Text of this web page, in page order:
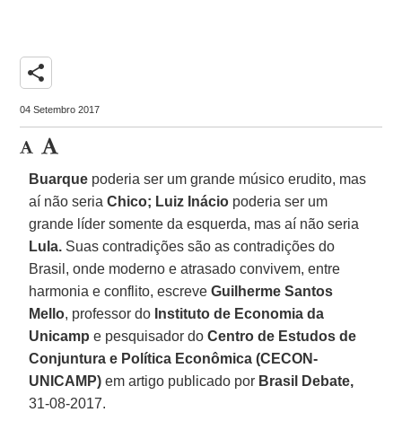
share
04 Setembro 2017
Buarque poderia ser um grande músico erudito, mas
aí não seriaChico; Luiz Inácio poderia ser um
grande líder somente da esquerda, mas aí não seria
Lula. Suas contradições são as contradições do
Brasil, onde moderno e atrasado convivem, entre
harmonia e conflito, escreveGuilherme Santos
Mello, professor do Instituto de Economia da
Unicamp e pesquisador doCentro de Estudos de
Conjuntura e Política Econômica (CECON-
UNICAMP) em artigo publicado por Brasil Debate,
31-08-2017.